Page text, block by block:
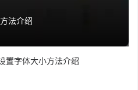
法介绍
置字体大小方法介绍